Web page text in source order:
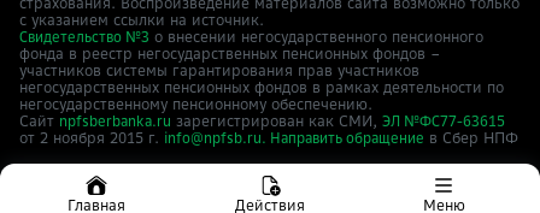
Главная Действия Меню
с указанием ссылки на источник.
Свидетельство №3 о внесении негосударственного пенсионного
фонда в реестр негосударственных пенсионных фондов –
участников системы гарантирования прав участников
негосударственных пенсионных фондов в рамках деятельности по
негосударственному пенсионному обеспечению.
Сайт npfsberbanka.ru зарегистрирован как СМИ, ЭЛ №ФС77-63615
от 2 ноября 2015 г. info@npfsb.ru. Направить обращение в Cбер НПФ